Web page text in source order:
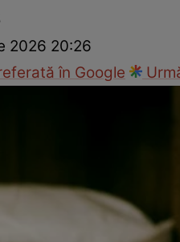
2026 20:26
în Google